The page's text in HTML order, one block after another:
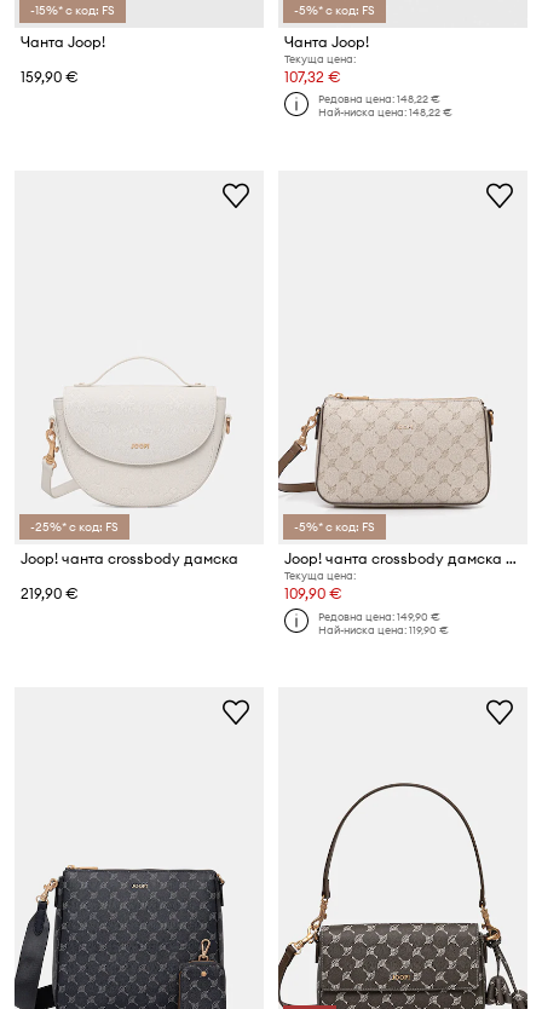
-15%* с код: FS
Чанта Joop!
159,90 €
-5%* с код: FS
Чанта Joop!
Текуща цена:
107,32 €
Редовна цена:148,22 €
Най-ниска цена:148,22 €
-25%* с код: FS
Joop! чанта crossbody дамска
219,90 €
-5%* с код: FS
Joop! чанта crossbody дамска от имитация на кожа Mazzolino Jasmina
Текуща цена:
109,90 €
Редовна цена:149,90 €
Най-ниска цена:119,90 €